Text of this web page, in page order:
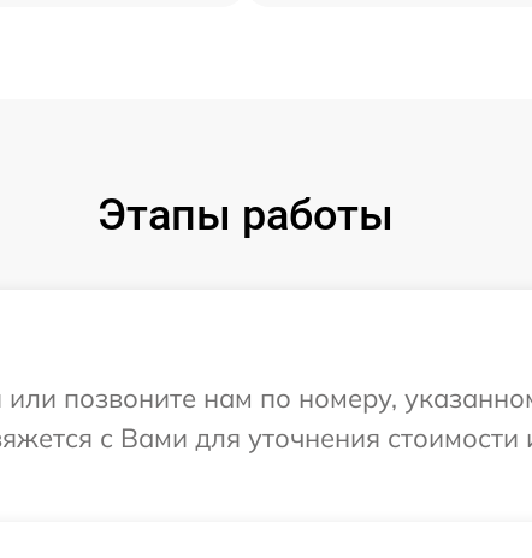
Этапы работы
позвоните нам по номеру,
с Вами для уточнения